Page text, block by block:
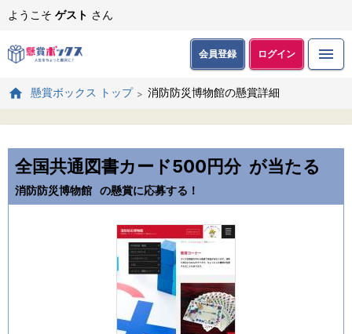
ようこそ ゲスト さん
会員登録 ログイン
懸賞ボックス トップ 消防防災博物館の懸賞詳細
全国共通図書カード500円分 が当たる
消防防災博物館 の懸賞に応募する！